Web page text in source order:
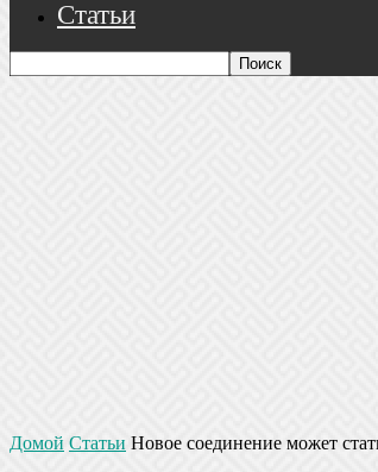
Статьи
Домой Статьи Новое соединение может